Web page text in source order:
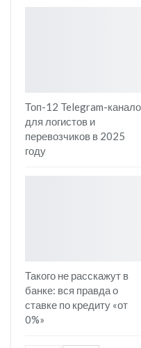
Топ-12 Telegram-
для логистов и
перевозчиков в 2025
году
Такого не расскажут в
банке: вся правда о
ставке по кредиту «от
0%»